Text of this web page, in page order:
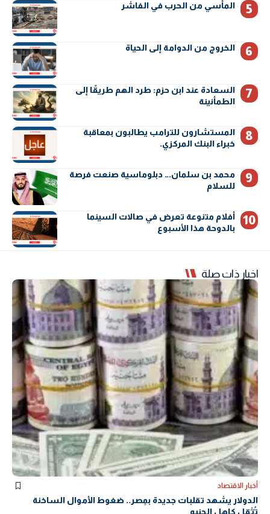
المأسي من الحرب في الفاشر
الخروج من الدوامة إلى الحياة
السعادة عند ابن حزم: طرد الهم طريقًا إلى
الطمأنينة
المستشارون للترامب يطالبون بمعاقبة
خبراء البنك المركزي.
محمد بن سلمان… دبلوماسية صنعت فرصة
للسلام
أفلام متنوعة تعرض في صالات السينما
بالدوحة هذا الأسبوع
اخبار ذات صلة
أخبار الاقتصاد
الدولار يشهد تقلبات جديدة بمِصر.. ضغوط الأموال الساخنة
تُثقل كاهل الجنيه